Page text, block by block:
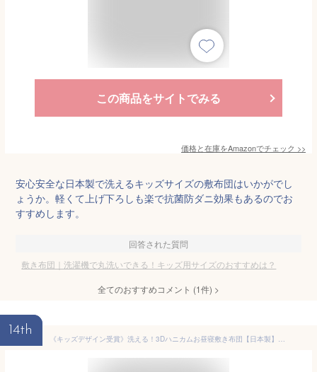
この商品をサイトでみる
価格と在庫をAmazonでチェック >>
安心安全な日本製で洗えるキッズサイズの敷布団はいかがでし
ょうか。軽くて上げ下ろしも楽で抗菌防ダニ効果もあるのでお
すすめします。
回答された質問
敷き布団｜洗濯機で丸洗いできる！キッズ用サイズのおすすめは？
全てのおすすめコメント (1件) >
14th
《キッズデザイン受賞》洗える！3Dハニカムお昼寝敷き布団【日本製】布団洗濯OK！ 子供 布団 幼稚園・保育園お昼寝布団。防ダニ布団